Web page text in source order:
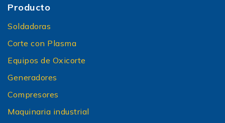
Producto
Soldadoras
Corte con Plasma
Equipos de Oxicorte
Generadores
Compresores
Maquinaria industrial